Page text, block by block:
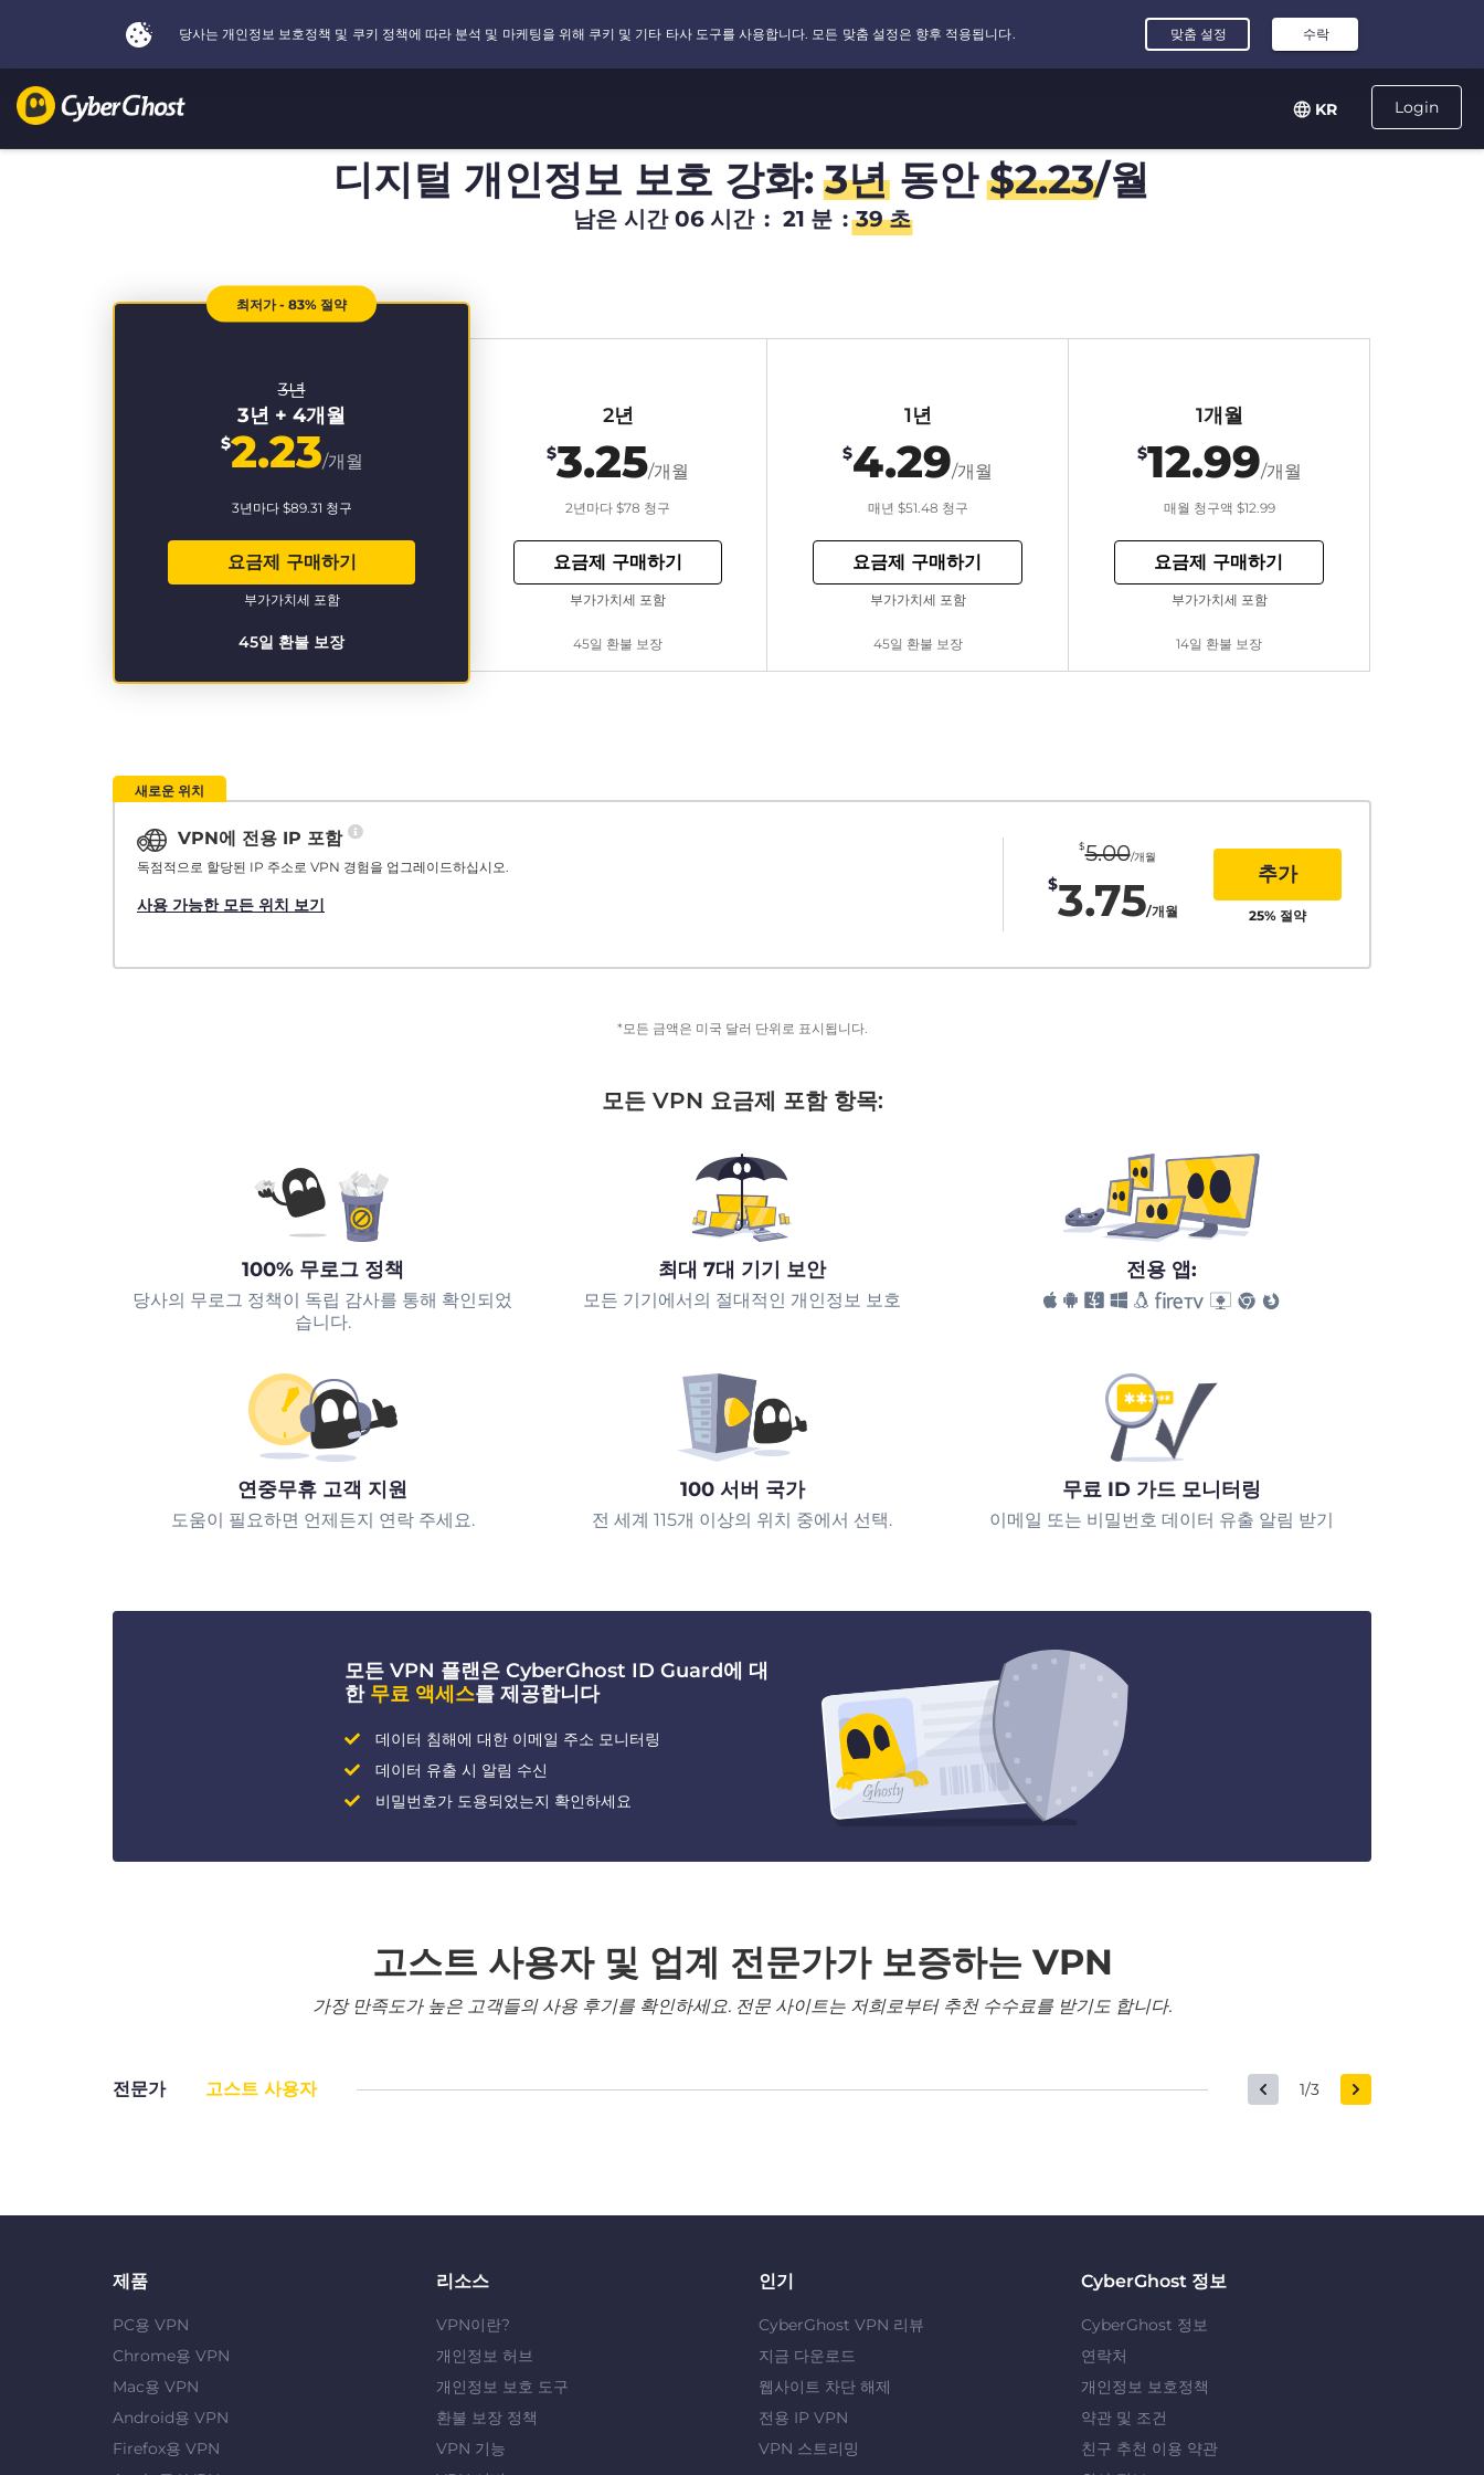
Login
KR
디지털 개인정보 보호 강화:3년동안$2.23/월
남은 시간 06 시간 : 21 분 : 38 초
최저가 - 83% 절약
3년
3년 + 4개월
$2.23/개월
3년마다 $89.31 청구
요금제 구매하기
45일 환불 보장
부가가치세 포함
2년
$3.25/개월
2년마다$78 청구
요금제 구매하기
45일 환불 보장
부가가치세 포함
1년
$4.29/개월
매년 $51.48 청구
요금제 구매하기
45일 환불 보장
부가가치세 포함
1개월
$12.99/개월
매월 청구액 $12.99
요금제 구매하기
14일 환불 보장
부가가치세 포함
새로운 위치
VPN에 전용 IP 포함
독점적으로 할당된 IP 주소로 VPN 경험을 업그레이드하십시오.
사용 가능한 모든 위치 보기
$5.00/개월
$3.75/개월
추가
25% 절약
*모든 금액은 미국 달러 단위로 표시됩니다.
모든 VPN 요금제 포함 항목:
100% 무로그 정책
당사의 무로그 정책이 독립 감사를 통해 확인되었
습니다.
최대 7대 기기 보안
모든 기기에서의 절대적인 개인정보 보호
전용 앱:
연중무휴 고객 지원
도움이 필요하면 언제든지 연락 주세요.
100 서버 국가
전 세계 115개 이상의 위치 중에서 선택.
무료 ID 가드 모니터링
이메일 또는 비밀번호 데이터 유출 알림 받기
모든 VPN 플랜은 CyberGhost ID Guard에 대
한 무료 액세스를 제공합니다
데이터 침해에 대한 이메일 주소 모니터링
데이터 유출 시 알림 수신
비밀번호가 도용되었는지 확인하세요
고스트 사용자 및 업계 전문가가 보증하는 VPN
가장 만족도가 높은 고객들의 사용 후기를 확인하세요. 전문 사이트는 저희로부터 추천 수수료를 받기도 합니다.
전문가 고스트 사용자 1/3
제품
PC용 VPN
Chrome용 VPN
Mac용 VPN
Android용 VPN
Firefox용 VPN
리소스
VPN이란?
개인정보 허브
개인정보 보호 도구
환불 보장 정책
VPN 기능
인기
CyberGhost VPN 리뷰
지금 다운로드
웹사이트 차단 해제
전용 IP VPN
VPN 스트리밍
CyberGhost 정보
CyberGhost 정보
연락처
개인정보 보호정책
약관 및 조건
친구 추천 이용 약관